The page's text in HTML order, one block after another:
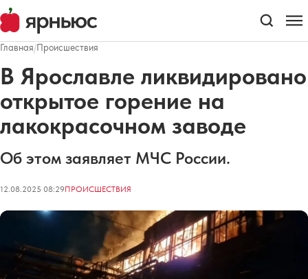
Главная/Происшествия
В Ярославле ликвидировано
открытое горение на
лакокрасочном заводе
Об этом заявляет МЧС России.
12.08.2025 08:29ПРОИСШЕСТВИЯ